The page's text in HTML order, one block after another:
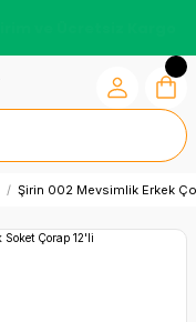
Şirin 002 Mevsimlik Erkek